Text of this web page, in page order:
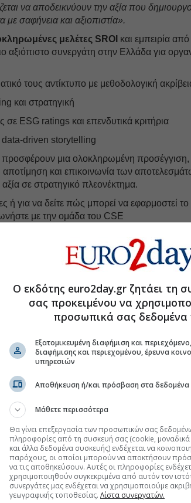
να αποδεικνύουν την αξία που
με σαφήνεια και αξιοπιστία».
μελέτες SROI και εμπειρία από
αξιόπιστο συνεργάτη στην Ελλάδα για
τους αντίκτυπο με μεθοδολογική
και στρατηγική
σε ESG ratings και επενδυτικά κριτήρια
data-driven storytelling
προσφέρουν μια ολοκληρωμένη
αποτίμηση και επικοινωνία των
σε στρατηγικό πλεονέκτημα.
ή για να δείτε πώς μπορεί να εφαρμοστεί το
με την ομάδα του CSE
Google Discover!
εξελίξεις με την υπογραφη εγκυρότητας του
FOLLOW US
#Ελληνικές επιχειρήσεις
Δέσμη προτάσεων για τη στήριξη των
στρατηγικές προτεραιότητες
«Europe's Climate Leaders» των FT
Ο εκδότης euro2day.gr ζητάει τη
σας προκειμένου να
προσωπικά σας δεδομένα
Εξατομικευμένη διαφήμιση και
διαφήμισης και περιεχομένου, έρευνα
υπηρεσιών
Αποθήκευση ή/και πρόσβαση στα δεδομένα
Μάθετε περισσότερα
Θα γίνει επεξεργασία των προσωπικών σας
πληροφορίες από τη συσκευή σας (cookie, μοναδικά
και άλλα δεδομένα συσκευής) ενδέχεται να
παρόχους, οι οποίοι μπορούν να αποκτήσουν
να τις αποθηκεύσουν. Αυτές οι πληροφορίες
χρησιμοποιηθούν συγκεκριμένα από αυτόν τον
συνεργάτες μας ενδέχεται να χρησιμοποιούμε
γεωγραφικής τοποθεσίας. Λίστα συνεργατών.